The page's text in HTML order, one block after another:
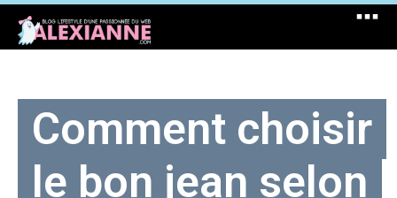
Comment choisir
le bon jean selon